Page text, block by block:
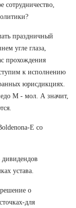
сотрудничество,
праздничный
угле глаза,
прохождения
к исполнению
юрисдикциях.
М - мол. А значит,
E со
устава.
решение о
для